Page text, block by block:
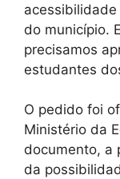
do município.
precisamos
estudantes
O pedido foi
Ministério da
documento, a
da